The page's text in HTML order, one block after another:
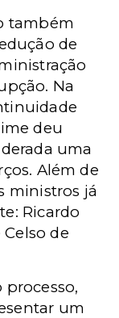
também
de
Na
deu
uma
Além de
ministros já
Ricardo
de
processo,
um